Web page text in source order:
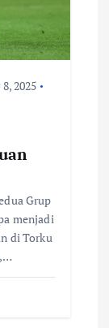
2025
Grup
menjadi
di Torku